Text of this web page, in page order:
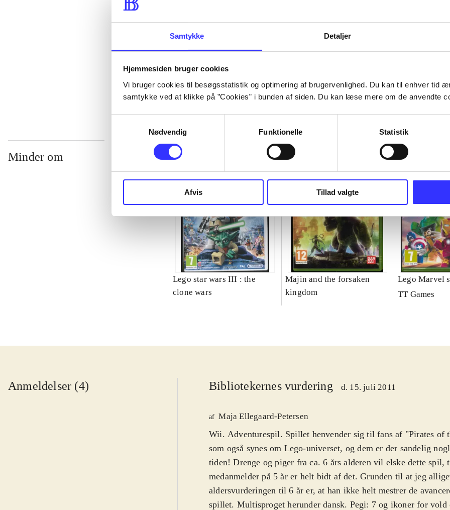
Samtykke Detaljer
Hjemmesiden bruger cookies
Vi bruger cookies til besøgsstatistik og optimering af brugervenlighed. Du kan til enhver tid
samtykke ved at klikke på ”Cookies” i bunden af siden. Du kan læse mere om de anvendte
Nødvendig
Funktionelle Statistik
Afvis Tillad valgte
...
Minder om
Lego star wars III : the
clone wars
Majin and the forsaken
kingdom
Lego Marvel
TT Games
Anmeldelser (4) Bibliotekernes vurdering d. 15. juli 2011
af Maja Ellegaard-Petersen
Wii. Adventurespil. Spillet henvender sig til fans af "Pirates of
som også synes om Lego-universet, og dem er der sandelig
tiden! Drenge og piger fra ca. 6 års alderen vil elske dette spil,
medanmelder på 5 år er helt bidt af det. Grunden til at jeg
aldersvurderingen til 6 år er, at han ikke helt mestrer de
spillet. Multisproget herunder dansk. Pegi: 7 og ikoner for